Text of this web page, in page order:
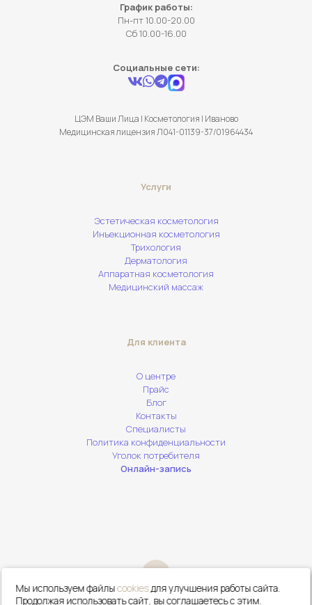
График работы:
Пн-пт 10.00-20.00
Сб 10.00-16.00
Социальные сети:
ЦЭМ Ваши Лица | Косметология | Иваново
Медицинская лицензия Л041-01139-37/01964434
Услуги
Эстетическая косметология
Инъекционная косметология
Трихология
Дерматология
Аппаратная косметология
Медицинский массаж
Для клиента
Онлайн
Сделать
О центре
Прайс
Блог
Контакты
Специалисты
Политика конфиденциальности
Уголок потребителя
Онлайн-запись
Мы используем файлыcookiesдля улучшения работы сайта.
Продолжая использовать сайт, вы соглашаетесь с этим.
Сайт ООО "ЦЭМ Ваши Лица". Все права защищены. 2026(с) by